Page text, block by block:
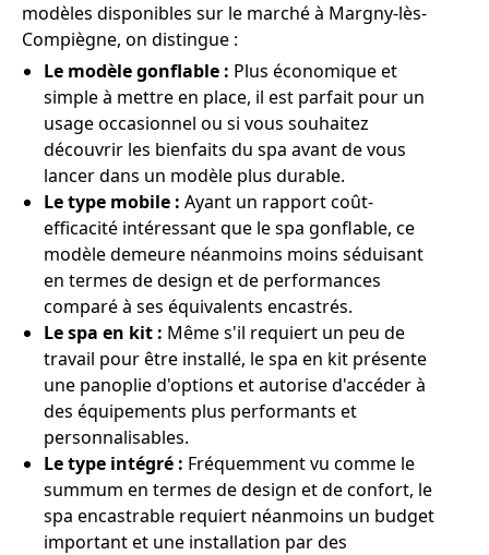
modèles disponibles sur le marché à Margny-lès-
Compiègne, on distingue :
Le modèle gonflable : Plus économique et
simple à mettre en place, il est parfait pour un
usage occasionnel ou si vous souhaitez
découvrir les bienfaits du spa avant de vous
lancer dans un modèle plus durable.
Le type mobile : Ayant un rapport coût-
efficacité intéressant que le spa gonflable, ce
modèle demeure néanmoins moins séduisant
en termes de design et de performances
comparé à ses équivalents encastrés.
Le spa en kit : Même s'il requiert un peu de
travail pour être installé, le spa en kit présente
une panoplie d'options et autorise d'accéder à
des équipements plus performants et
personnalisables.
Le type intégré : Fréquemment vu comme le
summum en termes de design et de confort, le
spa encastrable requiert néanmoins un budget
important et une installation par des